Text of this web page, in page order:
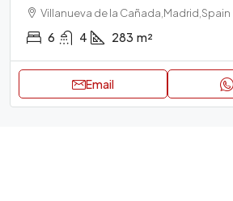
Villanueva de la Cañada,Madrid,Spain
6 4 283 m²
Email